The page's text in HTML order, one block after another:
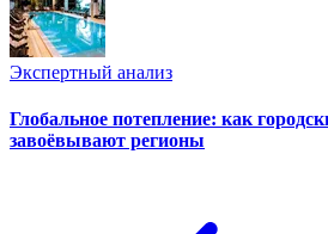
Экспертный анализ
Глобальное потепление: как
завоёвывают регионы